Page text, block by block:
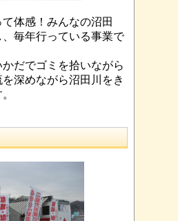
て体感！みんなの沼田
、毎年行っている事業で
だでゴミを拾いながら
深めながら沼田川をき